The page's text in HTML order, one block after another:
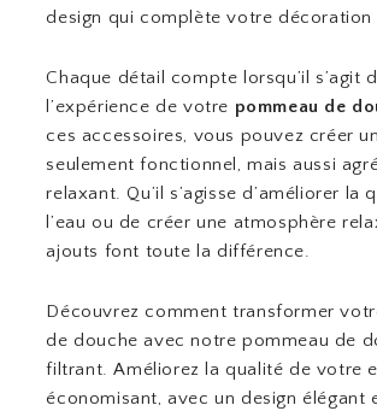
design qui complète votre décoration
Chaque détail compte lorsqu’il s’agit
l’expérience de votre pommeau de
ces accessoires, vous pouvez créer
seulement fonctionnel, mais aussi
relaxant. Qu’il s’agisse d’améliorer la
l’eau ou de créer une atmosphère
ajouts font toute la différence.
Découvrez comment transformer
de douche avec notre pommeau de
filtrant. Améliorez la qualité de votre
économisant, avec un design élégant